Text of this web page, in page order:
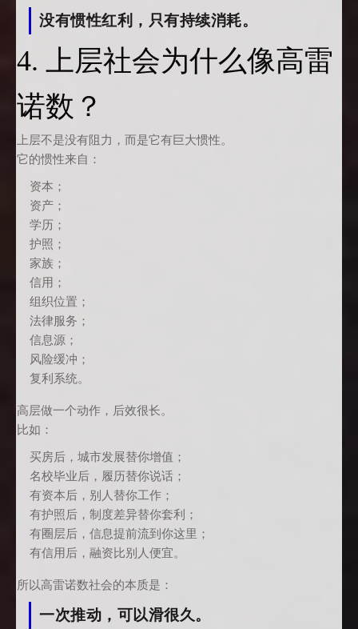
没有惯性红利，只有持续消耗。
4. 上层社会为什么像高雷
诺数？
上层不是没有阻力，而是它有巨大惯性。
它的惯性来自：
资本；
资产；
学历；
护照；
家族；
信用；
组织位置；
法律服务；
信息源；
风险缓冲；
复利系统。
高层做一个动作，后效很长。
比如：
买房后，城市发展替你增值；
名校毕业后，履历替你说话；
有资本后，别人替你工作；
有护照后，制度差异替你套利；
有圈层后，信息提前流到你这里；
有信用后，融资比别人便宜。
所以高雷诺数社会的本质是：
一次推动，可以滑很久。